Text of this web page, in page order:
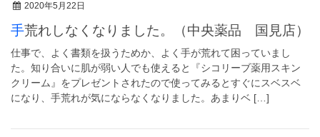
2020年5月22日
手荒れしなくなりました。（中央薬品 国見店）
仕事で、よく書類を扱うためか、よく手が荒れて困っていまし
た。知り合いに肌が弱い人でも使えると『シコリーブ薬用スキン
クリーム』をプレゼントされたので使ってみるとすぐにスベスベ
になり、手荒れが気にならなくなりました。あまりベ […]